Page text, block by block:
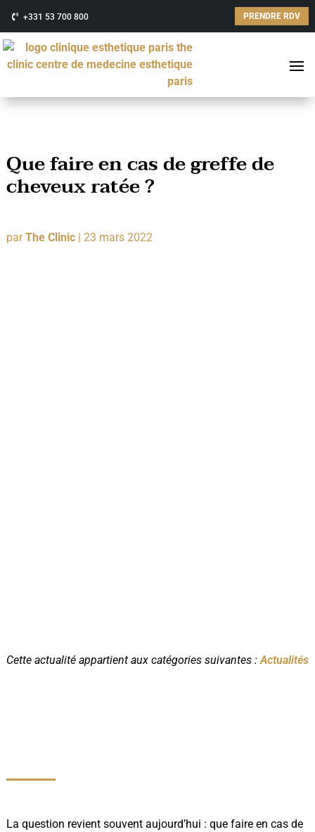
+331 53 700 800 PRENDRE RDV
Que faire en cas de greffe de
cheveux ratée ?
parThe Clinic| 23 mars 2022
Cette actualité appartient aux catégories suivantes : Actualités
La question revient souvent aujourd’hui : que faire en cas de